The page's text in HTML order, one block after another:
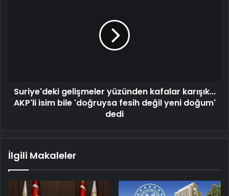
fesih
değil
Suriye'deki gelişmeler yüzünden kafalar karışık...
AKP'li isim bile 'doğruysa fesih değil yeni doğum'
dedi
İlgili Makaleler